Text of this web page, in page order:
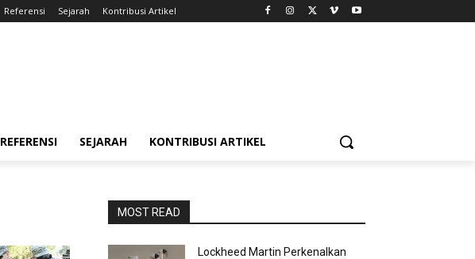
Referensi Sejarah Kontribusi Artikel
REFERENSI SEJARAH KONTRIBUSI ARTIKEL
MOST READ
Lockheed Martin Perkenalkan